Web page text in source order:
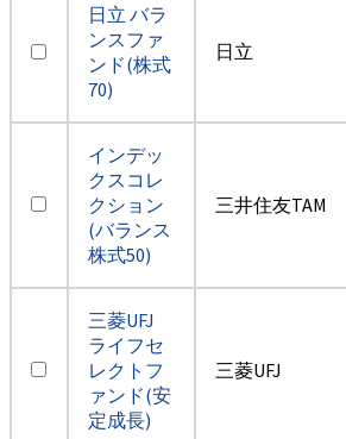
日立 バラ
ンスファ
ンド(株式
70)
日立
インデッ
クスコレ
クション
(バランス
株式50)
三井住友TAM
三菱UFJ
ライフセ
レクトフ
ァンド(安
定成長)
三菱UFJ